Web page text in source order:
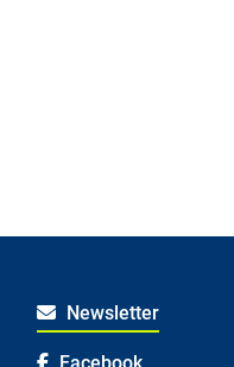
Newsletter
Facebook